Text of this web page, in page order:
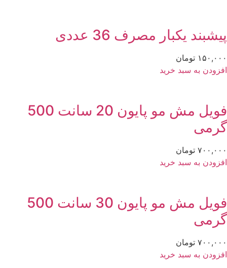
یکبار مصرف 36 عددی
تومان
به سبد خرید
فویل مش مو پایون 20 سانت 500
تومان
به سبد خرید
فویل مش مو پایون 30 سانت 500
تومان
به سبد خرید